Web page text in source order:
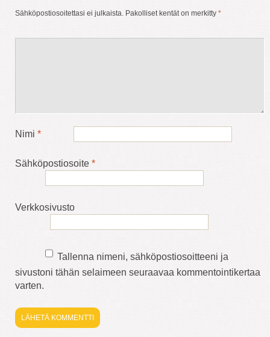
Sähköpostiosoitettasi ei julkaista. Pakolliset kentät on merkitty *
Nimi *
Sähköpostiosoite *
Verkkosivusto
Tallenna nimeni, sähköpostiosoitteeni ja
sivustoni tähän selaimeen seuraavaa kommentointikertaa
varten.